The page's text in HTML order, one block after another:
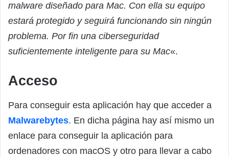
malware diseñado para Mac. Con ella su equipo
estará protegido y seguirá funcionando sin ningún
problema. Por fin una ciberseguridad
suficientemente inteligente para su Mac«.
Acceso
Para conseguir esta aplicación hay que acceder a
Malwarebytes. En dicha página hay así mismo un
enlace para conseguir la aplicación para
ordenadores con macOS y otro para llevar a cabo